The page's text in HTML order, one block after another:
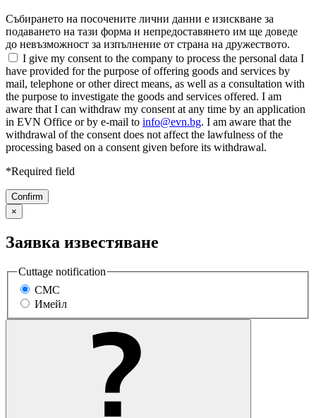
Събирането на посочените лични данни е изискване за
подаването на тази форма и непредоставянето им ще доведе
до невъзможност за изпълнение от страна на дружеството.
I give my consent to the company to process the personal data I
have provided for the purpose of offering goods and services by
mail, telephone or other direct means, as well as a consultation with
the purpose to investigate the goods and services offered. I am
aware that I can withdraw my consent at any time by an application
in EVN Office or by e-mail to info@evn.bg. I am aware that the
withdrawal of the consent does not affect the lawfulness of the
processing based on a consent given before its withdrawal.
*Required field
×
Заявка известяване
Cuttage notification
СМС
Имейл